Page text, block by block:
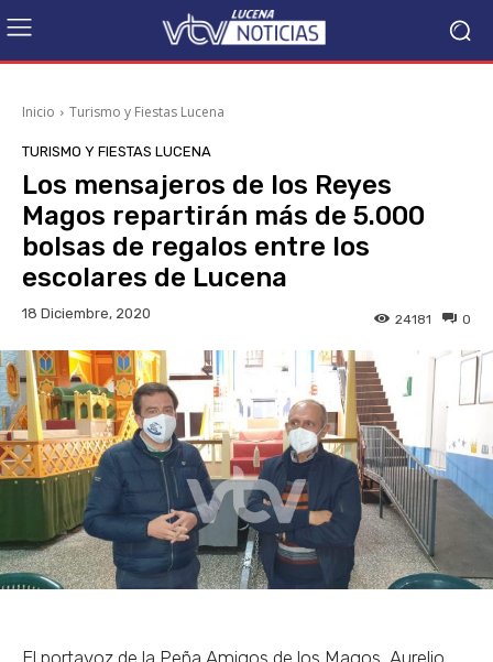
Inicio Turismo y Fiestas Lucena
TURISMO Y FIESTAS LUCENA
Los mensajeros de los Reyes
Magos repartirán más de 5.000
bolsas de regalos entre los
escolares de Lucena
18 Diciembre, 2020 0
24181